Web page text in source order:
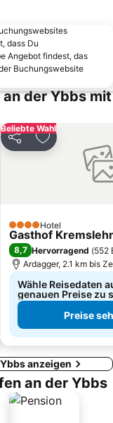
Mauthausen
dass Du
Angebot findest, das
Buchungswebsite
der Ybbs mit
Beliebte Wahl
Teilen Zu Favoriten
4 SterneHotel
Gasthof
8,7 Hervorragend (552
Ardagger, 2.1 km bis
Wähle Reisedaten
genauen Preise zu
Preise
anzeigen
an der Ybbs